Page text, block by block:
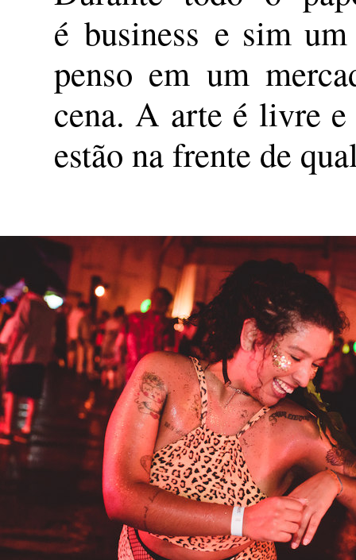
é business e sim
penso em um
cena. A arte é livre
estão na frente de